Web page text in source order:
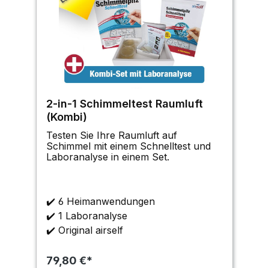
2-in-1 Schimmeltest Raumluft
(Kombi)
Testen Sie Ihre Raumluft auf
Schimmel mit einem Schnelltest und
Laboranalyse in einem Set.
✔️ 6 Heimanwendungen
✔️ 1 Laboranalyse
✔️ Original airself
79,80 €*